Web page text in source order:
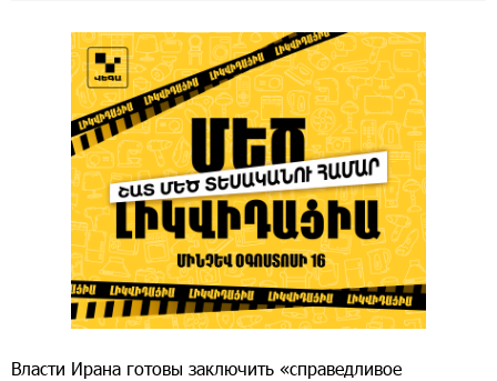
Власти Ирана готовы заключить «справедливое